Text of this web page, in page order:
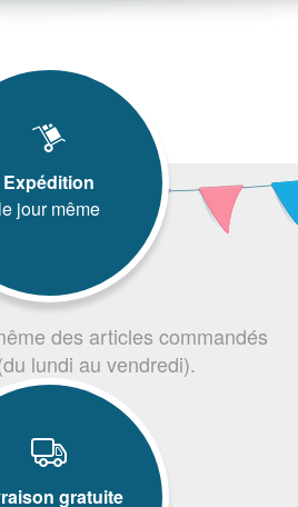
Expédition
le jour même
des articles commandés
lundi au vendredi).
gratuite